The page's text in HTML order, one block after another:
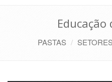
PASTAS